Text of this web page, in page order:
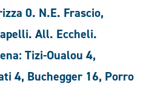
0. N.E. Frascio,
All. Eccheli.
Tizi-Oualou 4,
4, Buchegger 16, Porro